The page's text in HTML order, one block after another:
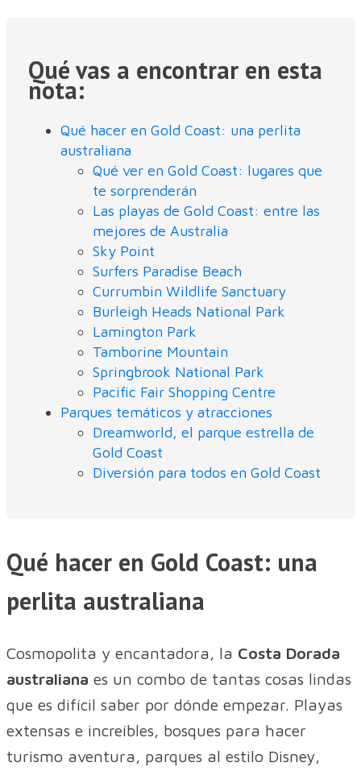
Qué vas a encontrar en esta
nota:
Qué hacer en Gold Coast: una perlita
australiana
Qué ver en Gold Coast: lugares que
te sorprenderán
Las playas de Gold Coast: entre las
mejores de Australia
Sky Point
Surfers Paradise Beach
Currumbin Wildlife Sanctuary
Burleigh Heads National Park
Lamington Park
Tamborine Mountain
Springbrook National Park
Pacific Fair Shopping Centre
Parques temáticos y atracciones
Dreamworld, el parque estrella de
Gold Coast
Diversión para todos en Gold Coast
Qué hacer en Gold Coast: una
perlita australiana
Cosmopolita y encantadora, la Costa Dorada
australiana es un combo de tantas cosas lindas
que es difícil saber por dónde empezar. Playas
extensas e increíbles, bosques para hacer
turismo aventura, parques al estilo Disney,